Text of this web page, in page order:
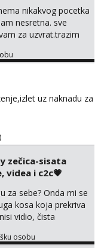
nikakvog pocetka
nesretna. sve
za uzvrat.trazim
njeznosti i
jako
preuzme
na link ispod i nadji
uz naknadu za
zečica-sisata
videa i c2c💗
za sebe? Onda mi se
kosa koja prekriva
vidio, čista
koje će ti se urezati
osobu